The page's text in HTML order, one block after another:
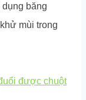
băng
mùi trong
được chuột